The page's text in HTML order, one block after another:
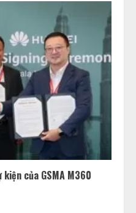
của GSMA M360